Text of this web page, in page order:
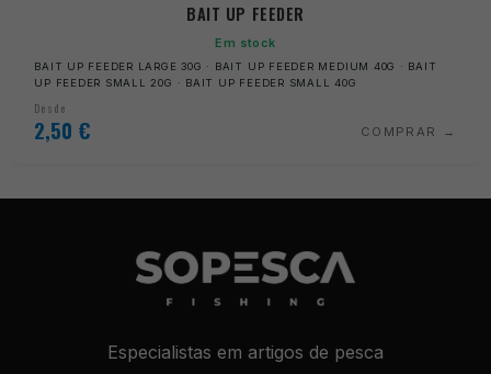
BAIT UP FEEDER
Em stock
BAIT UP FEEDER LARGE 30G · BAIT UP FEEDER MEDIUM 40G · BAIT
UP FEEDER SMALL 20G · BAIT UP FEEDER SMALL 40G
Desde
2,50 € COMPRAR
Especialistas em artigos de pesca